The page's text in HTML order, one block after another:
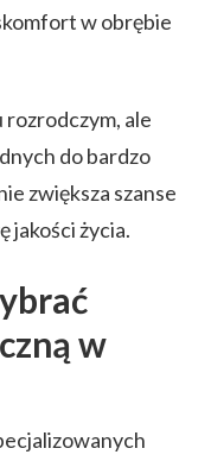
w obrębie
ale
do bardzo
zwiększa szanse
jakości życia.
w